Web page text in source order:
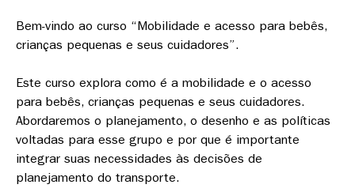
Bem-vindo ao curso “Mobilidade e acesso para bebês,
crianças pequenas e seus cuidadores”.
Este curso explora como é a mobilidade e o acesso
para bebês, crianças pequenas e seus cuidadores.
Abordaremos o planejamento, o desenho e as políticas
voltadas para esse grupo e por que é importante
integrar suas necessidades às decisões de
planejamento do transporte.